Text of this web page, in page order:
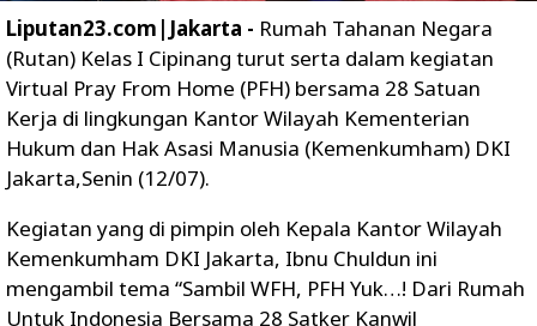
Liputan23.com|Jakarta - Rumah Tahanan Negara
(Rutan) Kelas I Cipinang turut serta dalam kegiatan
Virtual Pray From Home (PFH) bersama 28 Satuan
Kerja di lingkungan Kantor Wilayah Kementerian
Hukum dan Hak Asasi Manusia (Kemenkumham) DKI
Jakarta,Senin (12/07).
Kegiatan yang di pimpin oleh Kepala Kantor Wilayah
Kemenkumham DKI Jakarta, Ibnu Chuldun ini
mengambil tema “Sambil WFH, PFH Yuk…! Dari Rumah
Untuk Indonesia Bersama 28 Satker Kanwil